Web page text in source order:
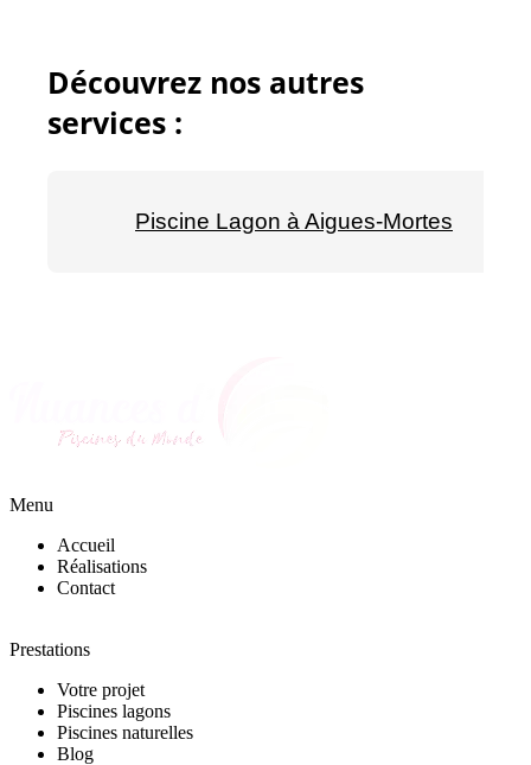
Découvrez nos autres
services :
Piscine Lagon à Aigues-Mortes
Menu
Accueil
Réalisations
Contact
Prestations
Votre projet
Piscines lagons
Piscines naturelles
Blog